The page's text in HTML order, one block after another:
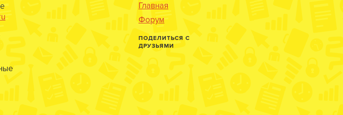
Главная
Форум
ПОДЕЛИТЬСЯ С
ДРУЗЬЯМИ